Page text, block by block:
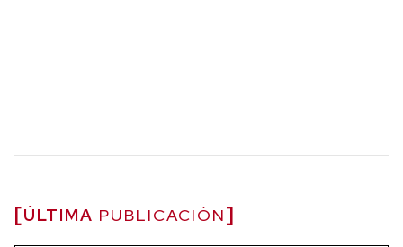
ÚLTIMA PUBLICACIÓN